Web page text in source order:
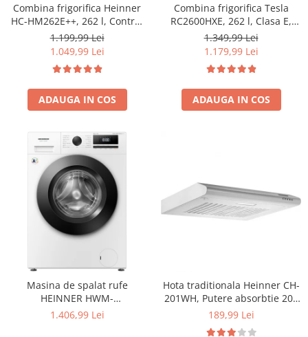
Combina frigorifica Heinner
HC-HM262E++, 262 l, Control
electronic, Iluminare LED, Usi
reversibile, Clasa E, H 180 cm,
Alb
1.199,99 Lei
1.049,99 Lei
ADAUGA IN COS
Combina frigorifica Tesla
RC2600HXE, 262 l, Clasa E,
Iluminare LED, dezghetare
automata frigider, H 180 cm,
Inox
1.349,99 Lei
1.179,99 Lei
ADAUGA IN COS
Masina de spalat rufe
HEINNER HWM-
HME9014IVA10+++, 9 KG, 1400
1.406,99 Lei
Hota traditionala Heinner CH-
201WH, Putere absorbtie 209
mc/h, 1 motor, 60 cm, Alb
189,99 Lei